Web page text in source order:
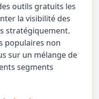
outils gratuits les
la visibilité des
stratégiquement.
populaires non
sur un mélange de
segments